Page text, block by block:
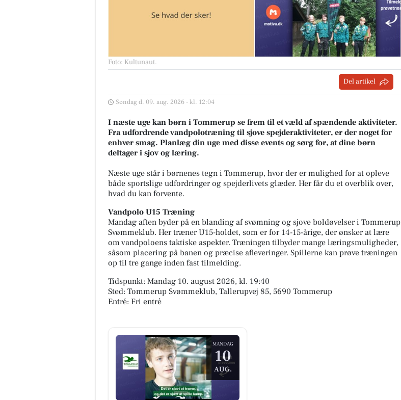
Foto: Kultunaut.
Del artikel
Søndag d. 09. aug. 2026 - kl. 12:04
I næste uge kan børn i Tommerup se frem til et væld af spændende aktiviteter.
Fra udfordrende vandpolotræning til sjove spejderaktiviteter, er der noget for
enhver smag. Planlæg din uge med disse events og sørg for, at dine børn
deltager i sjov og læring.
Næste uge står i børnenes tegn i Tommerup, hvor der er mulighed for at opleve
både sportslige udfordringer og spejderlivets glæder. Her får du et overblik over,
hvad du kan forvente.
Vandpolo U15 Træning
Mandag aften byder på en blanding af svømning og sjove boldøvelser i Tommerup
Svømmeklub. Her træner U15-holdet, som er for 14-15-årige, der ønsker at lære
om vandpoloens taktiske aspekter. Træningen tilbyder mange læringsmuligheder,
såsom placering på banen og præcise afleveringer. Spillerne kan prøve træningen
op til tre gange inden fast tilmelding.
Tidspunkt: Mandag 10. august 2026, kl. 19:40
Sted: Tommerup Svømmeklub, Tallerupvej 85, 5690 Tommerup
Entré: Fri entré
MANDAG
10
AUG.